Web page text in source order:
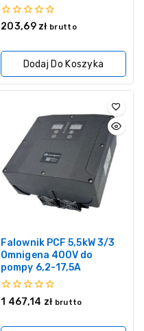
0
203,69 zł brutto
Dodaj Do Koszyka
Falownik PCF 5,5kW 3/3
Omnigena 400V do
pompy 6,2-17,5A
0
1 467,14 zł brutto